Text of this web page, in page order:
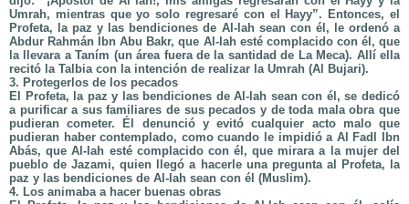
Umrah, mientras que yo solo regresaré con el Hayy”. Entonces, el
Profeta, la paz y las bendiciones de Al-lah sean con él, le ordenó a
Abdur Rahmán Ibn Abu Bakr, que Al-lah esté complacido con él, que
la llevara a Taním (un área fuera de la santidad de La Meca). Allí ella
recitó la Talbia con la intención de realizar la Umrah (Al Bujari).
3. Protegerlos de los pecados
El Profeta, la paz y las bendiciones de Al-lah sean con él, se dedicó
a purificar a sus familiares de sus pecados y de toda mala obra que
pudieran cometer. Él denunció y evitó cualquier acto malo que
pudieran haber contemplado, como cuando le impidió a Al Fadl Ibn
Abás, que Al-lah esté complacido con él, que mirara a la mujer del
pueblo de Jazami, quien llegó a hacerle una pregunta al Profeta, la
paz y las bendiciones de Al-lah sean con él (Muslim).
4. Los animaba a hacer buenas obras